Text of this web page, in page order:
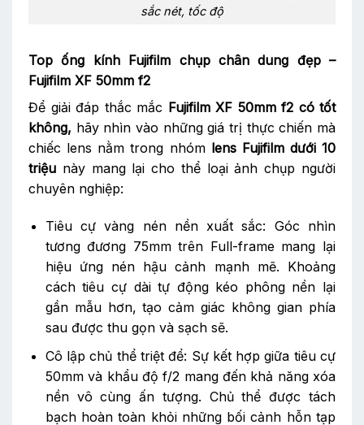
sắc nét, tốc độ
Top ống kính Fujifilm chụp chân dung đẹp –
Fujifilm XF 50mm f2
Để giải đáp thắc mắc Fujifilm XF 50mm f2 có tốt
không, hãy nhìn vào những giá trị thực chiến mà
chiếc lens nằm trong nhóm lens Fujifilm dưới 10
triệu này mang lại cho thể loại ảnh chụp người
chuyên nghiệp:
Tiêu cự vàng nén nền xuất sắc: Góc nhìn
tương đương 75mm trên Full-frame mang lại
hiệu ứng nén hậu cảnh mạnh mẽ. Khoảng
cách tiêu cự dài tự động kéo phông nền lại
gần mẫu hơn, tạo cảm giác không gian phía
sau được thu gọn và sạch sẽ.
Cô lập chủ thể triệt để: Sự kết hợp giữa tiêu cự
50mm và khẩu độ f/2 mang đến khả năng xóa
nền vô cùng ấn tượng. Chủ thể được tách
bạch hoàn toàn khỏi những bối cảnh hỗn tạp